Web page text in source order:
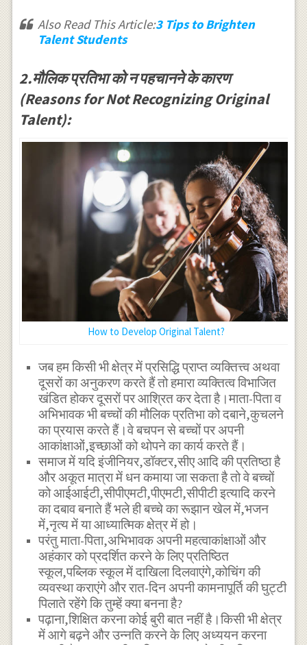
Also Read This Article:3 Tips to Brighten
Talent Students
2.मौलिक प्रतिभा को न पहचानने के कारण
(Reasons for Not Recognizing Original
Talent):
How to Develop Original Talent?
जब हम किसी भी क्षेत्र में प्रसिद्धि प्राप्त व्यक्तित्त्व अथवा
दूसरों का अनुकरण करते हैं तो हमारा व्यक्तित्व विभाजित
खंडित होकर दूसरों पर आश्रित कर देता है।माता-पिता व
अभिभावक भी बच्चों की मौलिक प्रतिभा को दबाने,कुचलने
का प्रयास करते हैं।वे बचपन से बच्चों पर अपनी
आकांक्षाओं,इच्छाओं को थोपने का कार्य करते हैं।
समाज में यदि इंजीनियर,डॉक्टर,सीए आदि की प्रतिष्ठा है
और अकूत मात्रा में धन कमाया जा सकता है तो वे बच्चों
को आईआईटी,सीपीएमटी,पीएमटी,सीपीटी इत्यादि करने
का दबाव बनाते हैं भले ही बच्चे का रूझान खेल में,भजन
में,नृत्य में या आध्यात्मिक क्षेत्र में हो।
परंतु माता-पिता,अभिभावक अपनी महत्वाकांक्षाओं और
अहंकार को प्रदर्शित करने के लिए प्रतिष्ठित
स्कूल,पब्लिक स्कूल में दाखिला दिलवाएंगे,कोचिंग की
व्यवस्था कराएंगे और रात-दिन अपनी कामनापूर्ति की घुट्टी
पिलाते रहेंगे कि तुम्हें क्या बनना है?
पढ़ाना,शिक्षित करना कोई बुरी बात नहीं है।किसी भी क्षेत्र
में आगे बढ़ने और उन्नति करने के लिए अध्ययन करना